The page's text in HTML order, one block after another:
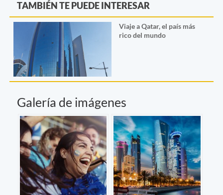
TAMBIÉN TE PUEDE INTERESAR
Viaje a Qatar, el país más
rico del mundo
Galería de imágenes